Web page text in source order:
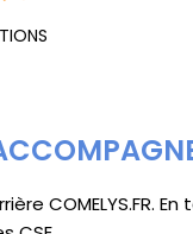
COMELYS.FR. En